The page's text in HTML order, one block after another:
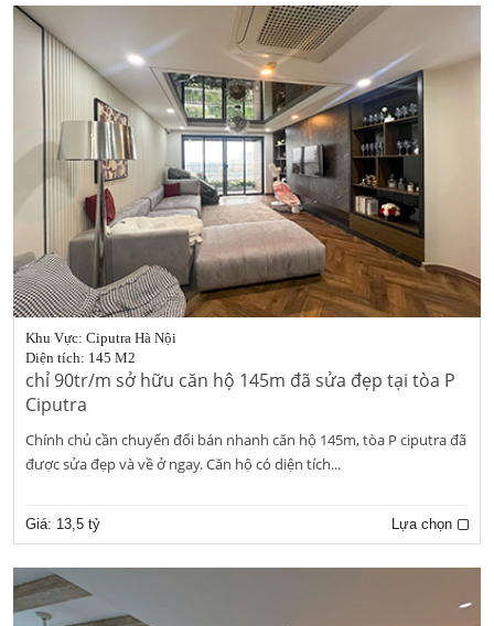
Khu Vực: Ciputra Hà Nội
Diện tích: 145 M2
chỉ 90tr/m sở hữu căn hộ 145m đã sửa đẹp tại tòa P
Ciputra
Chính chủ cần chuyển đổi bán nhanh căn hộ 145m, tòa P ciputra đã
được sửa đẹp và về ở ngay. Căn hộ có diện tích...
Giá: 13,5 tỷ Lựa chọn